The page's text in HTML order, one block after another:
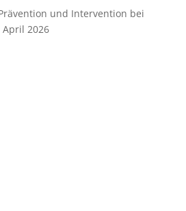
und Intervention bei
April 2026